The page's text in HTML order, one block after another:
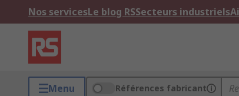
Nos servicesLe blog RSSecteurs industriels
Menu Références fabricant